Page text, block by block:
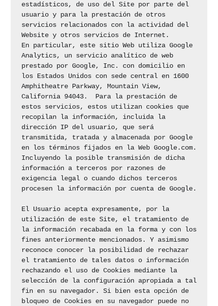
estadísticos, de uso del Site por parte del
usuario y para la prestación de otros
servicios relacionados con la actividad del
Website y otros servicios de Internet.
En particular, este sitio Web utiliza Google
Analytics, un servicio analítico de web
prestado por Google, Inc. con domicilio en
los Estados Unidos con sede central en 1600
Amphitheatre Parkway, Mountain View,
California 94043.  Para la prestación de
estos servicios, estos utilizan cookies que
recopilan la información, incluida la
dirección IP del usuario, que será
transmitida, tratada y almacenada por Google
en los términos fijados en la Web Google.com.
Incluyendo la posible transmisión de dicha
información a terceros por razones de
exigencia legal o cuando dichos terceros
procesen la información por cuenta de Google.
El Usuario acepta expresamente, por la
utilización de este Site, el tratamiento de
la información recabada en la forma y con los
fines anteriormente mencionados. Y asimismo
reconoce conocer la posibilidad de rechazar
el tratamiento de tales datos o información
rechazando el uso de Cookies mediante la
selección de la configuración apropiada a tal
fin en su navegador. Si bien esta opción de
bloqueo de Cookies en su navegador puede no